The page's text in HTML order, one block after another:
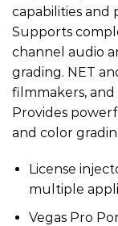
capabilities and
Supports
channel audio
grading. NET
filmmakers,
Provides
and color
License
multiple
Vegas Pro